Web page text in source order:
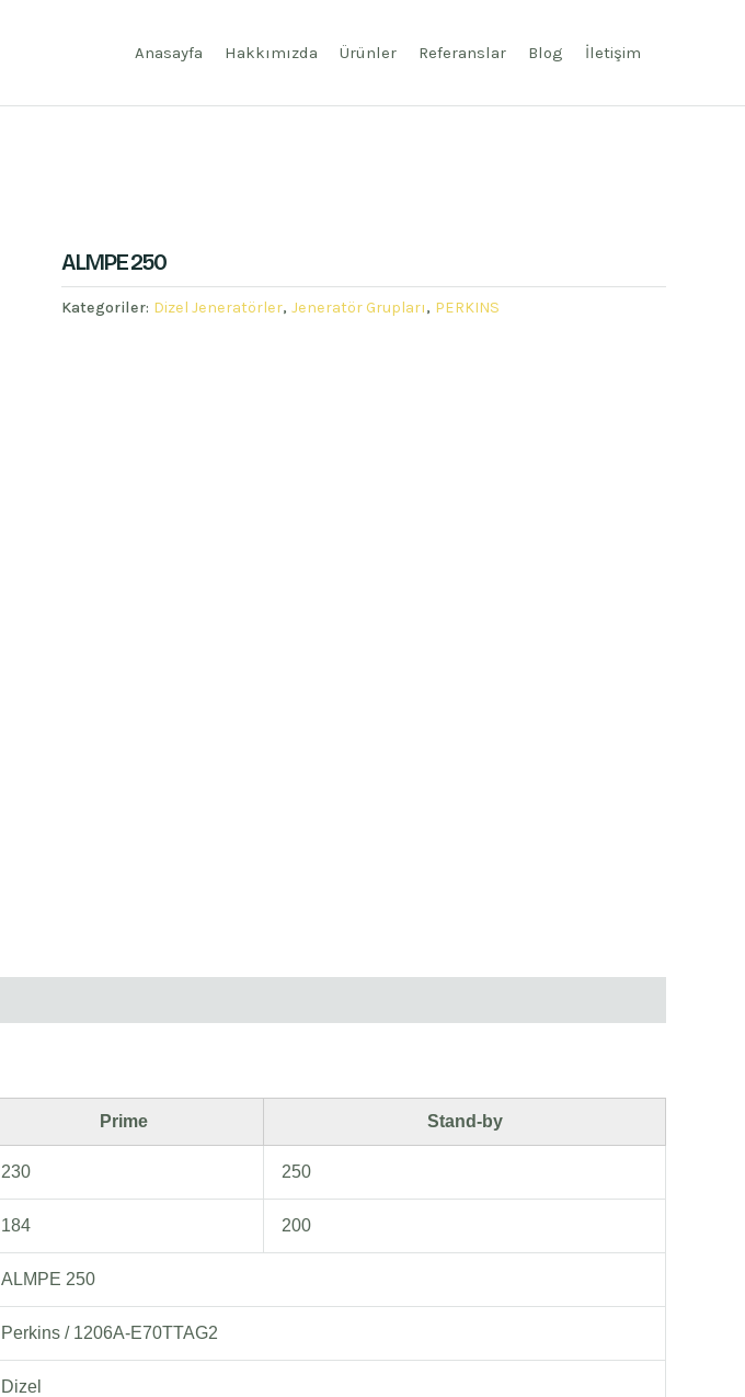
Anasayfa Hakkımızda Ürünler Referanslar Blog İletişim
ALMPE 250
Kategoriler: Dizel Jeneratörler, Jeneratör Grupları, PERKINS
Prime Stand-by
230 250
184 200
ALMPE 250
Perkins / 1206A-E70TTAG2
Dizel